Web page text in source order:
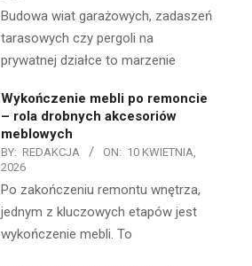
Budowa wiat garażowych, zadaszeń
tarasowych czy pergoli na
prywatnej działce to marzenie
Wykończenie mebli po remoncie
– rola drobnych akcesoriów
meblowych
BY: REDAKCJA ON: 10 KWIETNIA,
2026
Po zakończeniu remontu wnętrza,
jednym z kluczowych etapów jest
wykończenie mebli. To